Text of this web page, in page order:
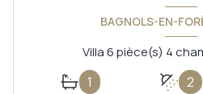
BAGNOLS-EN-
1 2